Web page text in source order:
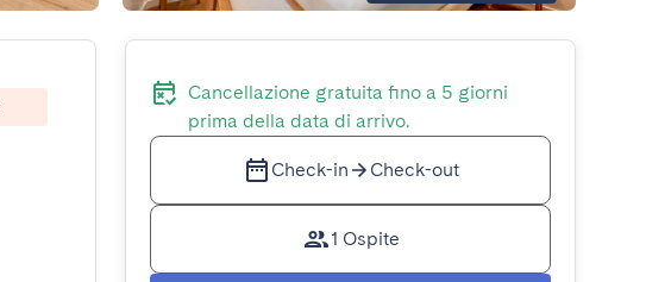
Cancellazione gratuita fino a 5 giorni
prima della data di arrivo.
Check-in Check-out
1 Ospite